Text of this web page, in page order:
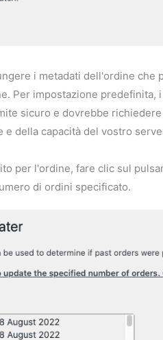
i metadati dell'ordine
Per impostazione predefinita,
sicuro e dovrebbe
e della capacità del vostro
per l'ordine, fare clic sul
di ordini specificato.